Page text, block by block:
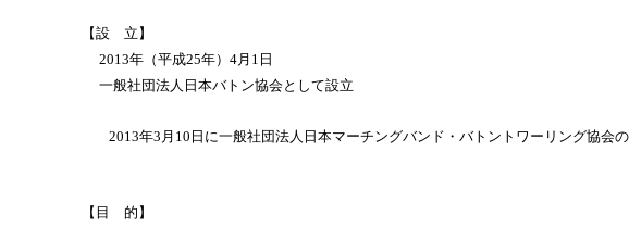
【設 立】
2013年（平成25年）4月1日
一般社団法人日本バトン協会として設立
2013年3月10日に一般社団法人日本マーチングバンド・バトントワーリング協会
【目 的】